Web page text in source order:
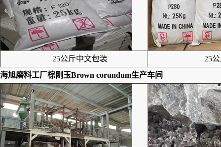
25公斤中文包装
25公
海旭磨料工厂棕刚玉Brown corundum生产车间